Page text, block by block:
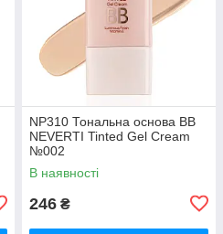
NP310 Тональна основа BB
NEVERTI Tinted Gel Cream
№002
В наявності
246 ₴